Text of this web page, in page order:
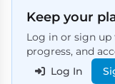
Keep your
Log in or sign up
progress, and
Log In